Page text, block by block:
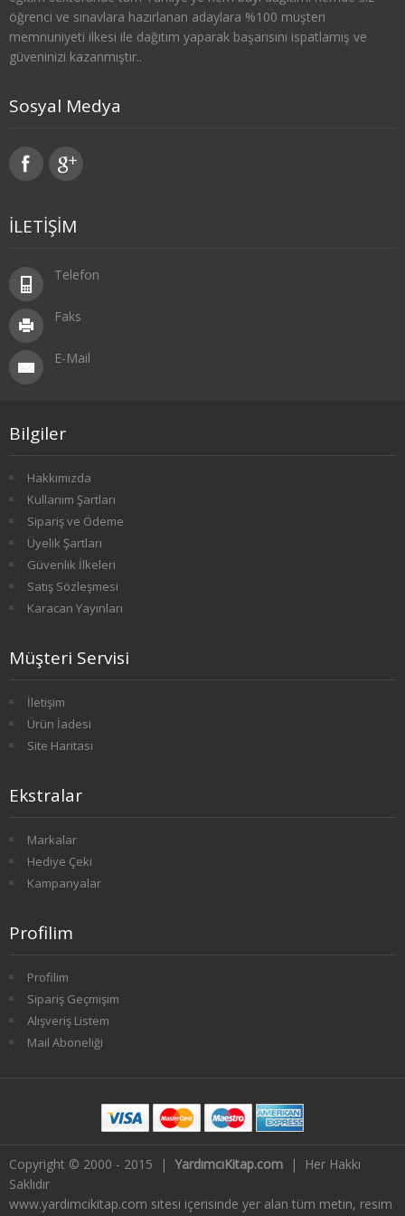
SOSYOLOJİ
1. SINIF 1. YARIYIL SOSYOLOJİ
1. SINIF 2. YARIYIL SOSYOLOJİ
2. SINIF 3. YARIYIL SOSYOLOJİ
2. SINIF 4. YARIYIL SOSYOLOJİ
3. SINIF 5. YARIYIL SOSYOLOJİ
3. SINIF 6. YARIYIL SOSYOLOJİ
4. SINIF 7. YARIYIL SOSYOLOJİ
4. SINIF 8. YARIYIL SOSYOLOJİ
1. SINIF 1. YARIYIL TARİH
1. SINIF 2. YARIYIL TARİH
2. SINIF 3. YARIYIL TARİH
2. SINIF 4. YARIYIL TARİH
3. SINIF 5. YARIYIL TARİH
4. SINIF 8. YARIYIL TARİH
FELSEFE
1. SINIF 1. YARIYIL FELSEFE
1. SINIF 2. YARIYIL FELSEFE
2. SINIF 3. YARIYIL FELSEFE
3. SINIF 6. YARIYIL FELSEFE
4. SINIF 7. YARIYIL FELSEFE
HAVACILIK İŞLETMECİLİĞİ
1. SINIF 1. YARIYIL HAVACILIK
1. SINIF 2. YARIYIL HAVACILIK
öğrenci ve sınavlara hazırlanan adaylara %100 müşteri
memnuniyeti ilkesi ile dağıtım yaparak başarısını ispatlamış ve
güveninizi kazanmıştır..
Sosyal Medya
İLETİŞİM
Telefon
Faks
E-Mail
Bilgiler
Hakkımızda
Kullanım Şartları
Sipariş ve Ödeme
Üyelik Şartları
Güvenlik İlkeleri
Satış Sözleşmesi
Karacan Yayınları
Müşteri Servisi
İletişim
Ürün İadesi
Site Haritası
Ekstralar
Markalar
Hediye Çeki
Kampanyalar
Profilim
Profilim
Sipariş Geçmişim
Alışveriş Listem
Mail Aboneliği
Copyright © 2000 - 2015 | YardımcıKitap.com
| Her Hakkı
Saklıdır
www.yardimcikitap.com sitesi içerisinde yer alan tüm metin, resim